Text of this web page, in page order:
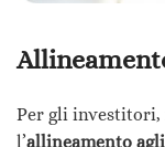
Per gli
l’allineamento